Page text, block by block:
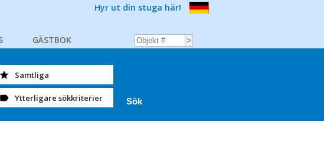
GÄSTBOK
Hyr ut din stuga här!
Samtliga
Ytterligare sökkriterier